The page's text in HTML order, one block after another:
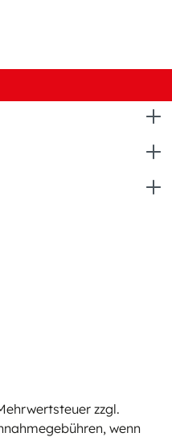
zzgl.
wenn